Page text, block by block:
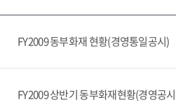
FY2009 동부화재 현황(경영통일공시)
FY2009 상반기 동부화재현황(경영공